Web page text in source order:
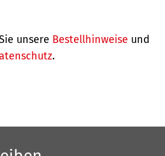
unsere Bestellhinweise und
.